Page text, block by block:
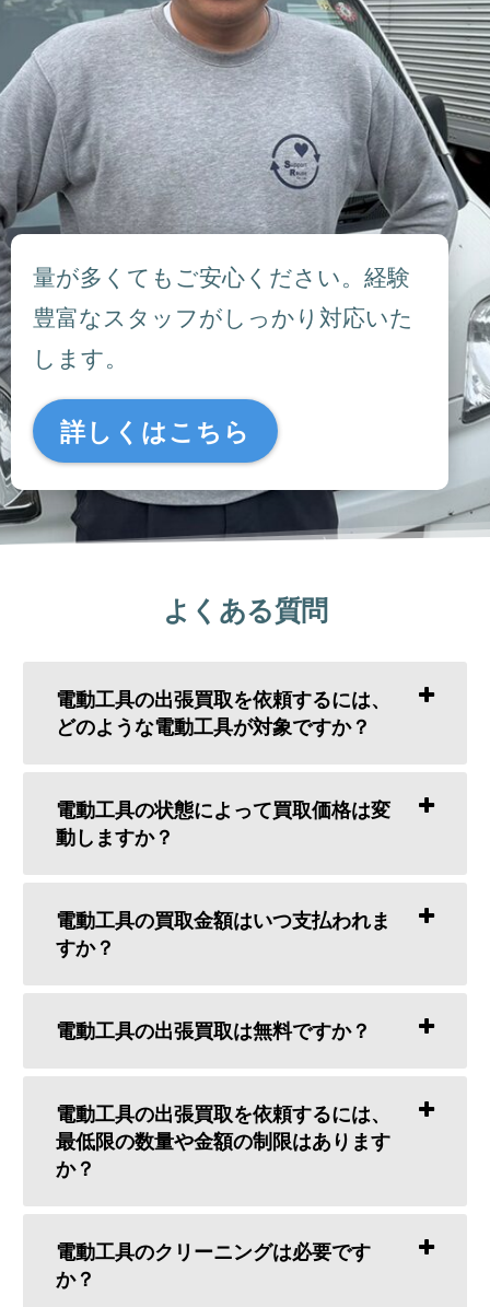
量が多くてもご安心ください。経験
豊富なスタッフがしっかり対応いた
します。
詳しくはこちら
よくある質問
電動工具の出張買取を依頼するには、
どのような電動工具が対象ですか？
電動工具の状態によって買取価格は変
動しますか？
電動工具の買取金額はいつ支払われま
すか？
電動工具の出張買取は無料ですか？
電動工具の出張買取を依頼するには、
最低限の数量や金額の制限はあります
か？
電動工具のクリーニングは必要です
か？